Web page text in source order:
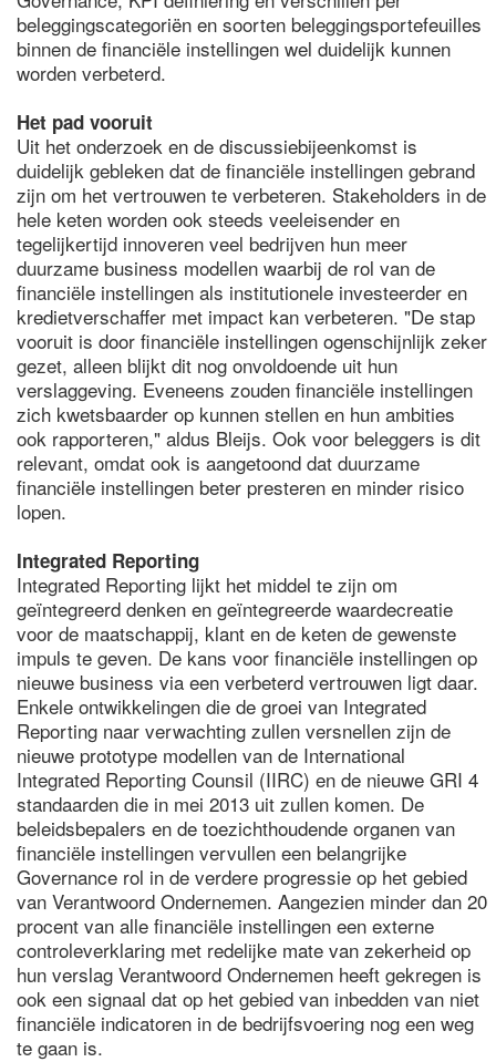
beleggingscategoriën en soorten beleggingsportefeuilles
binnen de financiële instellingen wel duidelijk kunnen
worden verbeterd.
Het pad vooruit
Uit het onderzoek en de discussiebijeenkomst is
duidelijk gebleken dat de financiële instellingen gebrand
zijn om het vertrouwen te verbeteren. Stakeholders in de
hele keten worden ook steeds veeleisender en
tegelijkertijd innoveren veel bedrijven hun meer
duurzame business modellen waarbij de rol van de
financiële instellingen als institutionele investeerder en
kredietverschaffer met impact kan verbeteren. "De stap
vooruit is door financiële instellingen ogenschijnlijk zeker
gezet, alleen blijkt dit nog onvoldoende uit hun
verslaggeving. Eveneens zouden financiële instellingen
zich kwetsbaarder op kunnen stellen en hun ambities
ook rapporteren," aldus Bleijs. Ook voor beleggers is dit
relevant, omdat ook is aangetoond dat duurzame
financiële instellingen beter presteren en minder risico
lopen.
Integrated Reporting
Integrated Reporting lijkt het middel te zijn om
geïntegreerd denken en geïntegreerde waardecreatie
voor de maatschappij, klant en de keten de gewenste
impuls te geven. De kans voor financiële instellingen op
nieuwe business via een verbeterd vertrouwen ligt daar.
Enkele ontwikkelingen die de groei van Integrated
Reporting naar verwachting zullen versnellen zijn de
nieuwe prototype modellen van de International
Integrated Reporting Counsil (IIRC) en de nieuwe GRI 4
standaarden die in mei 2013 uit zullen komen. De
beleidsbepalers en de toezichthoudende organen van
financiële instellingen vervullen een belangrijke
Governance rol in de verdere progressie op het gebied
van Verantwoord Ondernemen. Aangezien minder dan 20
procent van alle financiële instellingen een externe
controleverklaring met redelijke mate van zekerheid op
hun verslag Verantwoord Ondernemen heeft gekregen is
ook een signaal dat op het gebied van inbedden van niet
financiële indicatoren in de bedrijfsvoering nog een weg
te gaan is.